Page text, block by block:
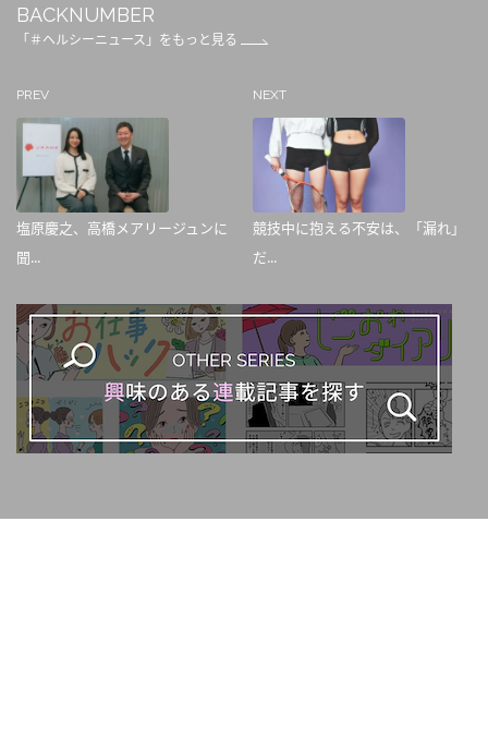
BACKNUMBER
「＃ヘルシーニュース」をもっと見る
PREV
塩原慶之、高橋メアリージュンに
聞...
NEXT
競技中に抱える不安は、「漏れ」
だ...